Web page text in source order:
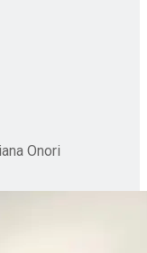
Onori